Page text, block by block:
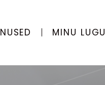
MINU LUGU